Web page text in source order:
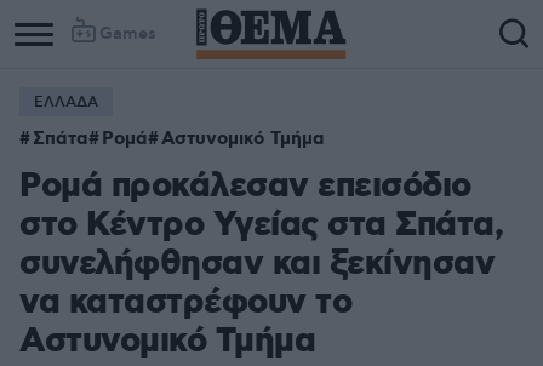
Games
ΕΛΛΑΔΑ
Σπάτα Ρομά Αστυνομικό Τμήμα
Ρομά προκάλεσαν επεισόδιο
στο Κέντρο Υγείας στα Σπάτα,
συνελήφθησαν και ξεκίνησαν
να καταστρέφουν το
Αστυνομικό Τμήμα